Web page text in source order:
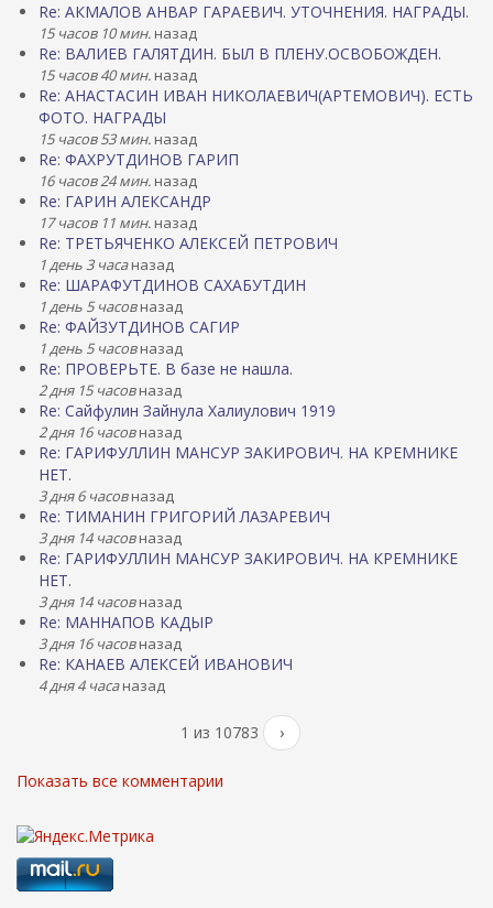
Re: АКМАЛОВ АНВАР ГАРАЕВИЧ. УТОЧНЕНИЯ. НАГРАДЫ.
15 часов 10 мин. назад
Re: ВАЛИЕВ ГАЛЯТДИН. БЫЛ В ПЛЕНУ.ОСВОБОЖДЕН.
15 часов 40 мин. назад
Re: АНАСТАСИН ИВАН НИКОЛАЕВИЧ(АРТЕМОВИЧ). ЕСТЬ
ФОТО. НАГРАДЫ
15 часов 53 мин. назад
Re: ФАХРУТДИНОВ ГАРИП
16 часов 24 мин. назад
Re: ГАРИН АЛЕКСАНДР
17 часов 11 мин. назад
Re: ТРЕТЬЯЧЕНКО АЛЕКСЕЙ ПЕТРОВИЧ
1 день 3 часаназад
Re: ШАРАФУТДИНОВ САХАБУТДИН
1 день 5 часовназад
Re: ФАЙЗУТДИНОВ САГИР
1 день 5 часовназад
Re: ПРОВЕРЬТЕ. В базе не нашла.
2 дня 15 часовназад
Re: Сайфулин Зайнула Халиулович 1919
2 дня 16 часовназад
Re: ГАРИФУЛЛИН МАНСУР ЗАКИРОВИЧ. НА КРЕМНИКЕ
НЕТ.
3 дня 6 часовназад
Re: ТИМАНИН ГРИГОРИЙ ЛАЗАРЕВИЧ
3 дня 14 часовназад
Re: ГАРИФУЛЛИН МАНСУР ЗАКИРОВИЧ. НА КРЕМНИКЕ
НЕТ.
3 дня 14 часовназад
Re: МАННАПОВ КАДЫР
3 дня 16 часовназад
Re: КАНАЕВ АЛЕКСЕЙ ИВАНОВИЧ
4 дня 4 часаназад
1 из 10783 ›
Показать все комментарии